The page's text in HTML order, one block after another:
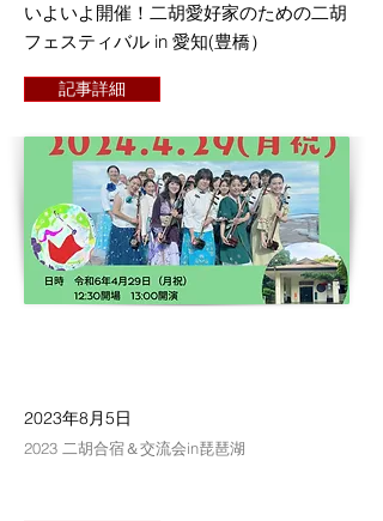
いよいよ開催！二胡愛好家のための二胡
フェスティバル in 愛知(豊橋）
記事詳細
2023年8月5日
2023 二胡合宿＆交流会in琵琶湖